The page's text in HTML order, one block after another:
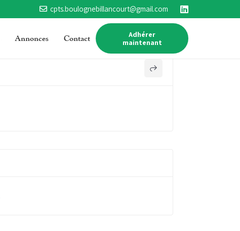
cpts.boulognebillancourt@gmail.com
Annonces Contact
Adhérer
maintenant